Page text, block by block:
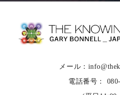
メール：
電話番号：